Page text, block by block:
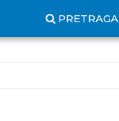
PRETRAGA